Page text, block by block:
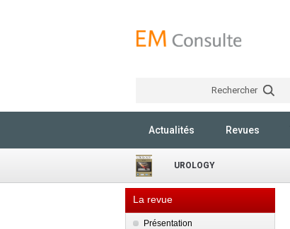
Rechercher
Actualités Revues
UROLOGY
La revue
Présentation